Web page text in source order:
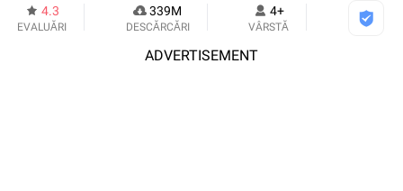
4.3
EVALUĂRI
339M
DESCĂRCĂRI
4+
VÂRSTĂ
ADVERTISEMENT